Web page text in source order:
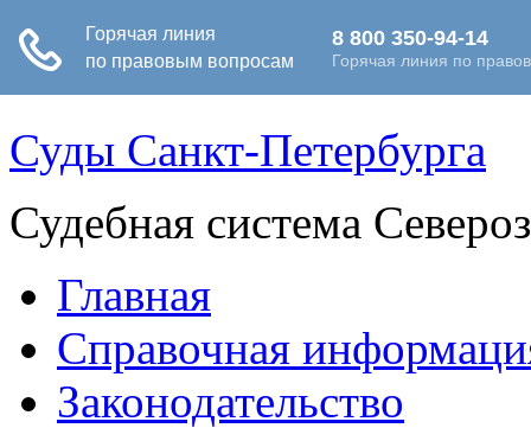
Суды Санкт-Петербурга
Судебная система
Главная
Справочная
Законодательство